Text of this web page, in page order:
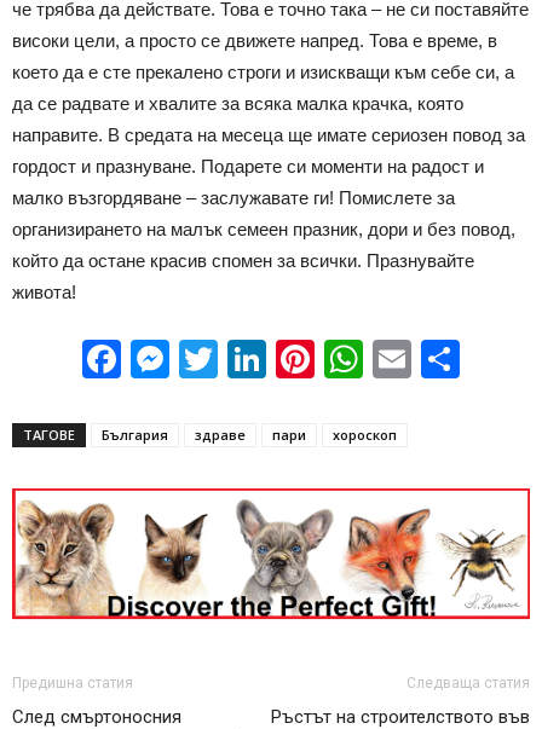
че трябва да действате. Това е точно така – не си поставяйте
високи цели, а просто се движете напред. Това е време, в
което да е сте прекалено строги и изискващи към себе си, а
да се радвате и хвалите за всяка малка крачка, която
направите. В средата на месеца ще имате сериозен повод за
гордост и празнуване. Подарете си моменти на радост и
малко възгордяване – заслужавате ги! Помислете за
организирането на малък семеен празник, дори и без повод,
който да остане красив спомен за всички. Празнувайте
живота!
Facebook
Messenger
Twitter
LinkedIn
Pinterest
WhatsApp
Email
ТАГОВЕ България здраве пари хороскоп
Предишна статия
След смъртоносния
Следваща статия
Ръстът на строителството във